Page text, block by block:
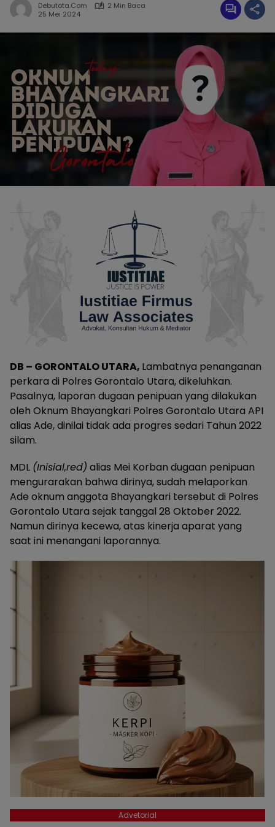
Debutota.com
2 Min Baca
25 Mei 2024
DB – GORONTALO UTARA, Lambatnya penanganan
perkara di Polres Gorontalo Utara, dikeluhkan.
Pasalnya, laporan dugaan penipuan yang dilakukan
oleh Oknum Bhayangkari Polres Gorontalo Utara API
alias Ade, dinilai tidak ada progres sedari Tahun 2022
silam.
MDL (Inisial,red) alias Mei Korban dugaan penipuan
mengurarakan bahwa dirinya, sudah melaporkan
Ade oknum anggota Bhayangkari tersebut di Polres
Gorontalo Utara sejak tanggal 28 Oktober 2022.
Namun dirinya kecewa, atas kinerja aparat yang
saat ini menangani laporannya.
Advetorial